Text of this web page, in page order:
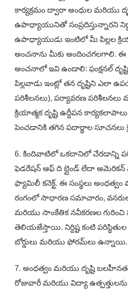
కార్యక్రమం ద్వారా అంధుల మరియు
ఉపాధ్యాయునితో సంప్రదిస్తున్నారని
ఉపాధ్యాయుడు ఇంటిలో మీ పిల్లల
అంచనాను మీకు అందించగలగాలి. ఈ
అంచనాలో ఇవి ఉండాలి: ఫంక్షనల్
పిల్లవాడు ఇంట్లో తన దృష్టిని ఎలా
పరిశీలనలు), పర్యావరణ పరిశీలనలు
క్రియాత్మక దృష్టి ఉద్దీపన
పెంచడానికి తగిన పదార్థాల సూచనలు
6. కిందివాటిలో ఒకదానిలో చేరడాన్ని
ఫెడరేషన్ ఆఫ్ ది బ్లైండ్ లేదా అమెరికన్
ఫ్యామిలీ కనెక్ట్. ఈ సంస్థలు
రంగంలో సాధారణ సమాచారం, వనరులు,
మరియు సాంకేతిక నవీకరణల గురించి
తెలియజేస్తాయి. నిర్దిష్ట కంటి
బోర్డులు మరియు ఫోరమ్‌లు ఉన్నాయి.
7. అంధత్వం మరియు దృష్టి
రోజువారీ మరియు విద్యా